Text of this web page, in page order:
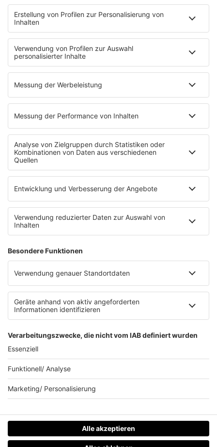
"Bewerbung und Karriere"
Aber bitte mit Schlager
Erdbeerkäse
Fitness mit M.A.R.K
Glück in Worten
Todesursache
Niemand muss ein Promi sein
PROGRAMM
Mit den Waffeln einer Frau
SERVICE
Empfang
barba radio App
Impressum
Datenschutz Facebook & Instagram
Datenschutzeinstellungen
Clubbedingungen
Werbung schalten
Waffel-Werbepartner
80s80s.de
90s90s.de
Schlagerplanetradio.com
1deutsch.de
WEIHNACHTSMUSIK.FM
© barba radio. Ein Baby von Barbara Schöneberger und
REGIOCAST.